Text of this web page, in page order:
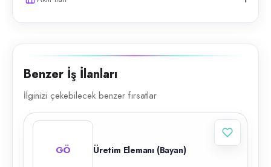
Benzer İş İlanları
İlginizi çekebilecek benzer fırsatlar
GÖ Üretim Elemanı (Bayan)